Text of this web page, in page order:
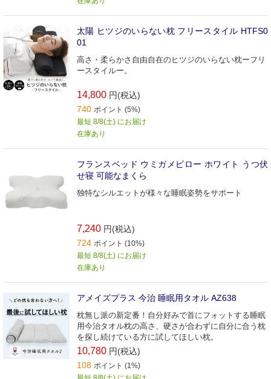
太陽 ヒツジのいらない枕 フリースタイル HTFS0
01
高さ・柔らかさ自由自在のヒツジのいらない枕ーフリ
ースタイルー。
14,800 円(税込)
740 ポイント (5%)
最短 8/8(土) にお届け
在庫あり
フランスベッド ウミガメピロー ホワイト うつ伏
せ寝 可能なまくら
独特なシルエットが様々な睡眠姿勢をサポート
7,240 円(税込)
724 ポイント (10%)
最短 8/8(土) にお届け
在庫あり
アメイズプラス 今治 睡眠用タオル AZ638
枕無し派の新定番！自分好みで首にフォットする睡眠
用今治タオル枕の高さ、硬さが合わずに自分に合う枕
を探し続けている方に試してほしい枕。
10,780 円(税込)
108 ポイント (1%)